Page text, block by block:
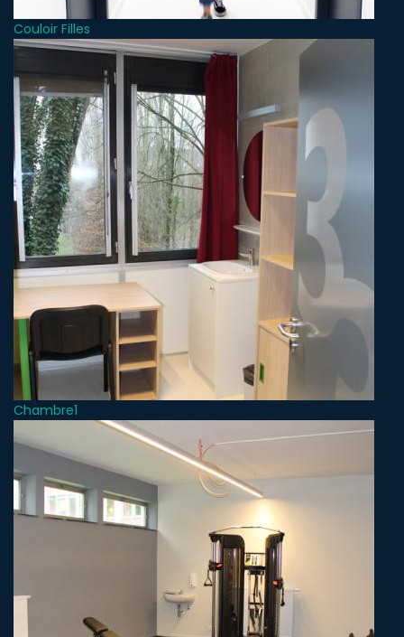
Couloir Filles
Chambre1